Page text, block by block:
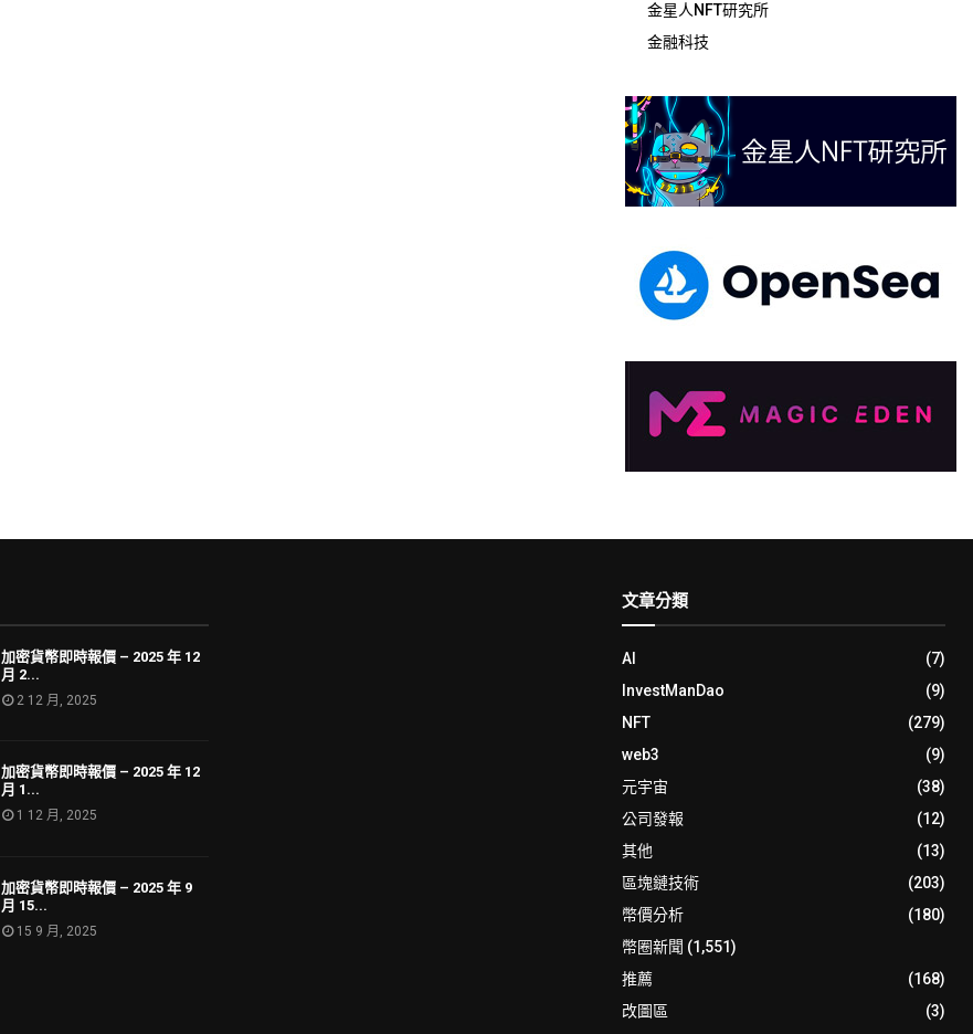
金星人NFT研究所
金融科技
加密貨幣即時報價 – 2025 年 12
月 2...
2 12 月, 2025
加密貨幣即時報價 – 2025 年 12
月 1...
1 12 月, 2025
加密貨幣即時報價 – 2025 年 9
月 15...
15 9 月, 2025
文章分類
AI
(7)
InvestManDao
(9)
NFT
(279)
web3
(9)
元宇宙
(38)
公司發報
(12)
其他
(13)
區塊鏈技術
(203)
幣價分析
(180)
幣圈新聞 (1,551)
推薦
(168)
改圖區
(3)